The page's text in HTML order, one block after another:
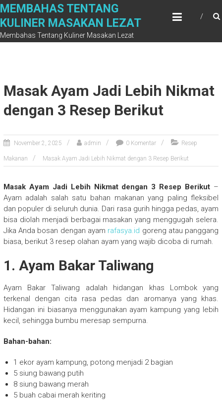
Skip
content
MEMBAHAS TENTANG
KULINER MASAKAN LEZAT
Membahas Tentang Kuliner Masakan Lezat
Masak Ayam Jadi Lebih Nikmat
dengan 3 Resep Berikut
November 2, 2025 admin 0 Komentar Resep
Makanan Masak Ayam Jadi Lebih Nikmat dengan 3 Resep Berikut
Masak Ayam Jadi Lebih Nikmat dengan 3 Resep Berikut –
Ayam adalah salah satu bahan makanan yang paling fleksibel
dan populer di seluruh dunia. Dari rasa gurih hingga pedas, ayam
bisa diolah menjadi berbagai masakan yang menggugah selera.
Jika Anda bosan dengan ayam rafasya.id goreng atau panggang
biasa, berikut 3 resep olahan ayam yang wajib dicoba di rumah.
1. Ayam Bakar Taliwang
Ayam Bakar Taliwang adalah hidangan khas Lombok yang
terkenal dengan cita rasa pedas dan aromanya yang khas.
Hidangan ini biasanya menggunakan ayam kampung yang lebih
kecil, sehingga bumbu meresap sempurna.
Bahan-bahan:
1 ekor ayam kampung, potong menjadi 2 bagian
5 siung bawang putih
8 siung bawang merah
5 buah cabai merah keriting